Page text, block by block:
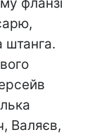
штанга.
Валяєв,